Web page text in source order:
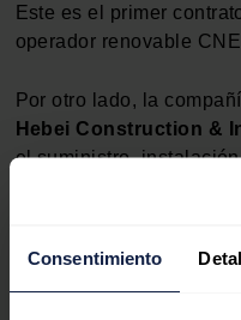
Consentimiento
Este es el primer
operador renovable
Por otro lado, la
Hebei Construction &
el suministro,
turbinas del modelo
50 MW para la primera